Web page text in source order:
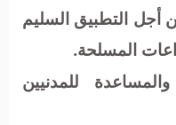
أجل التطبيق السليم
المسلحة.
للمدنيين